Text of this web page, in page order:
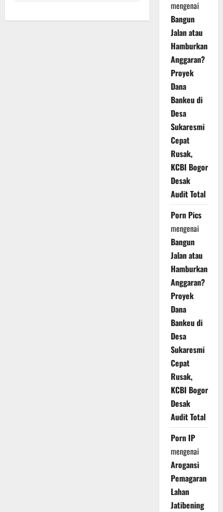
mengenai
Bangun
Jalan atau
Hamburkan
Anggaran?
Proyek
Dana
Bankeu di
Desa
Sukaresmi
Cepat
Rusak,
KCBI Bogor
Desak
Audit Total
Porn Pics
mengenai
Bangun
Jalan atau
Hamburkan
Anggaran?
Proyek
Dana
Bankeu di
Desa
Sukaresmi
Cepat
Rusak,
KCBI Bogor
Desak
Audit Total
Porn IP
mengenai
Arogansi
Pemagaran
Lahan
Jatibening